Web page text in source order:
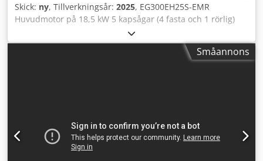
Skick: ny, Tillverkningsår: 2025, EG300EH25S-EMR
Huvudmotor på 18,5 kW 5 kapsågar (4 fasta och 1 rörlig)
Setworks – enhet för automatisk inställning av
skärparametrar Uppsättning av två lasrar Uppsättning av 5
kapsågar Justerbar matningshastighet 0-25/min 4 drivna
Småannons